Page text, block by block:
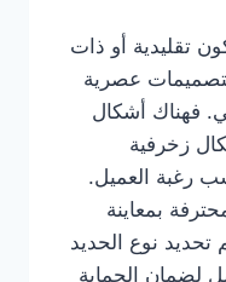
تقليدية أو ذات
عصرية
فهناك أشكال
زخرفية
رغبة العميل.
بمعاينة
تحديد نوع الحديد
لضمان الحماية